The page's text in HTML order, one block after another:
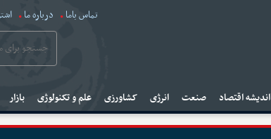
تماس باما درباره ما
اندیشه اقتصاد صنعت انرژی کشاورزی علم و تکنولوژی بازار